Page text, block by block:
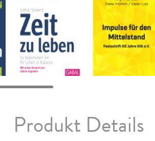
Produkt Details